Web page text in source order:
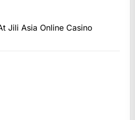
Jili Asia Online Casino